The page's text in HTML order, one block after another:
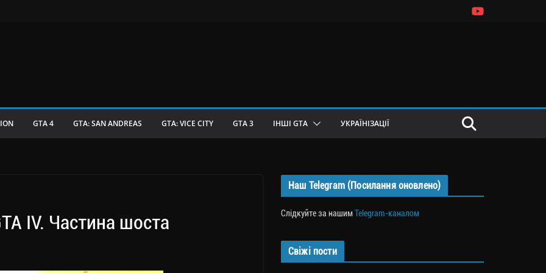
GTA 4 GTA: SAN ANDREAS GTA: VICE CITY GTA 3 ІНШІ GTA УКРАЇНІЗАЦІЇ
IV. Частина шоста
Наш Telegram (Посилання оновлено)
Слідкуйте за нашимTelegram-каналом
Свіжі пости